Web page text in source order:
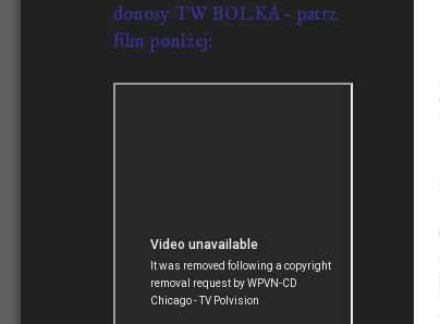
donosy TW BOLKA - patrz
film poniżej: